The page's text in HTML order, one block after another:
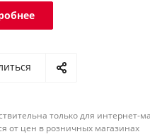
только для интернет-
от цен в розничных магазинах